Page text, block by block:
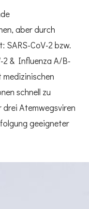
aber durch
SARS-CoV-2 bzw.
2 & Influenza A/B-
schnell zu
Atemwegsviren
geeigneter